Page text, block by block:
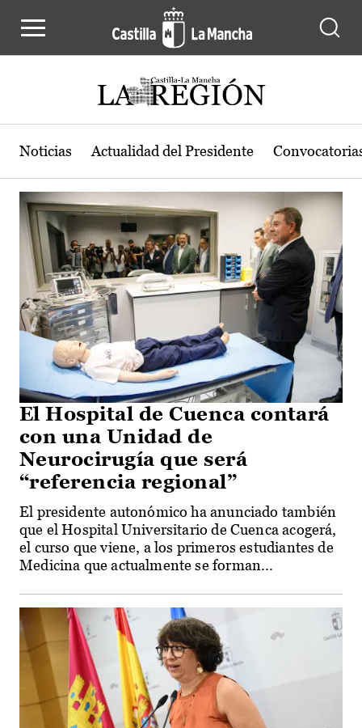
Actualidad de la región de Castilla-
Noticias Actualidad del Presidente
El Hospital de Cuenca contará
con una Unidad de
Neurocirugía que será
“referencia regional”
El presidente autonómico ha anunciado también
que el Hospital Universitario de Cuenca acogerá,
el curso que viene, a los primeros estudiantes de
Medicina que actualmente se forman...